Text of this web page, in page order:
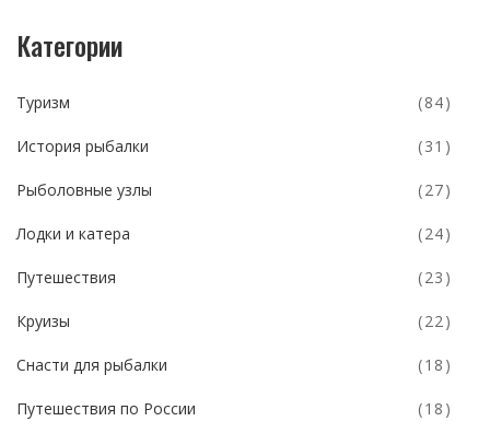
Категории
Туризм (84)
История рыбалки (31)
Рыболовные узлы (27)
Лодки и катера (24)
Путешествия (23)
Круизы (22)
Снасти для рыбалки (18)
Путешествия по России (18)